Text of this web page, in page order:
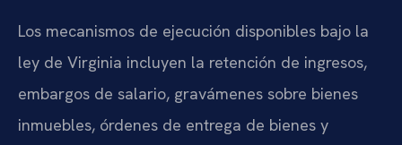
Los mecanismos de ejecución disponibles bajo la
ley de Virginia incluyen la retención de ingresos,
embargos de salario, gravámenes sobre bienes
inmuebles, órdenes de entrega de bienes y